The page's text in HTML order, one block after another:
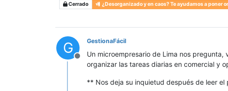
Cerrado ¿Desorganizado y en caos? Te ayudamos a poner
G
Desconectado
GestionaFácil
Un microempresario de Lima nos pregunta,
organizar las tareas diarias en comercial y
** Nos deja su inquietud después de leer el